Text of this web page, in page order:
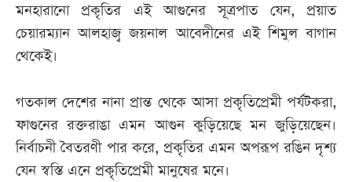
মনহারানো প্রকৃতির এই আগুনের সূত্রপাত যেন, প্রয়াত
চেয়ারম্যান আলহাজ্ব জয়নাল আবেদীনের এই শিমুল বাগান
থেকেই।
গতকাল দেশের নানা প্রান্ত থেকে আসা প্রকৃতিপ্রেমী পর্যটকরা,
ফাগুনের রক্তরাঙা এমন আগুন কুড়িয়েছে মন জুড়িয়েছেন।
নির্বাচনী বৈতরণী পার করে, প্রকৃতির এমন অপরূপ রঙিন দৃশ্য
যেন স্বস্তি এনে প্রকৃতিপ্রেমী মানুষের মনে।